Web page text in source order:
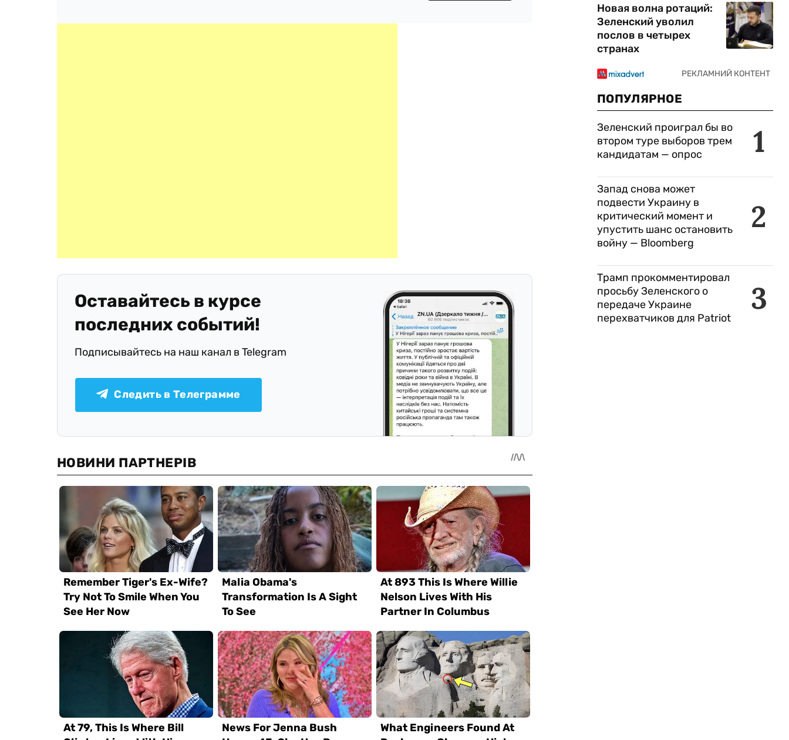
Оставайтесь в курсе
последних событий!
Подписывайтесь на наш канал в Telegram
Следить в Телеграмме
Новая волна ротаций:
Зеленский уволил
послов в четырех
странах
ПОПУЛЯРНОЕ
1
Зеленский проиграл бы во
втором туре выборов трем
кандидатам — опрос
2
Запад снова может
подвести Украину в
критический момент и
упустить шанс остановить
войну — Bloomberg
3
Трамп прокомментировал
просьбу Зеленского о
передаче Украине
перехватчиков для Patriot